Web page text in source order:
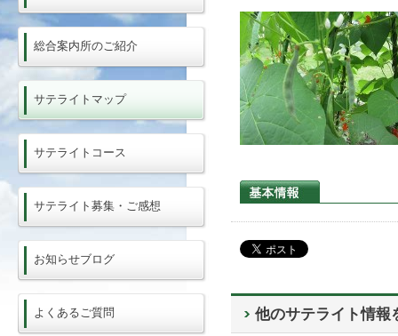
他のサテライト情報
総合案内所のご紹介
サテライトマップ
サテライトコース
サテライト募集・ご感想
お知らせブログ
よくあるご質問